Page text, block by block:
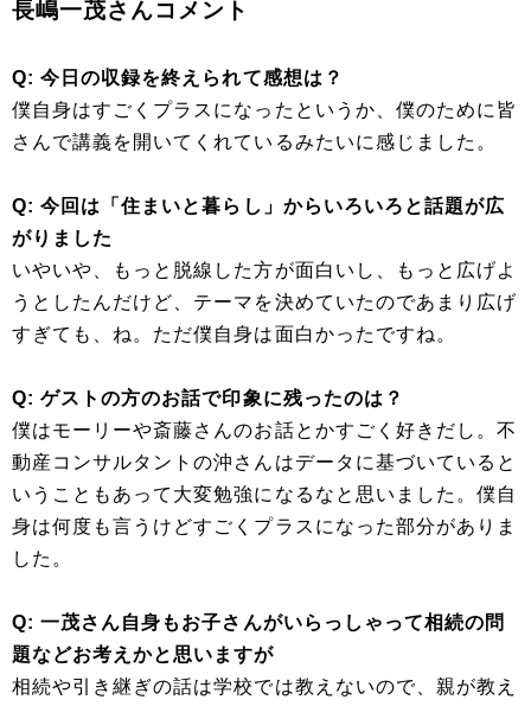
長嶋一茂さんコメント
Q: 今日の収録を終えられて感想は？
僕自身はすごくプラスになったというか、僕のために皆
さんで講義を開いてくれているみたいに感じました。
Q: 今回は「住まいと暮らし」からいろいろと話題が広
がりました
いやいや、もっと脱線した方が面白いし、もっと広げよ
うとしたんだけど、テーマを決めていたのであまり広げ
すぎても、ね。ただ僕自身は面白かったですね。
Q: ゲストの方のお話で印象に残ったのは？
僕はモーリーや斎藤さんのお話とかすごく好きだし。不
動産コンサルタントの沖さんはデータに基づいていると
いうこともあって大変勉強になるなと思いました。僕自
身は何度も言うけどすごくプラスになった部分がありま
した。
Q: 一茂さん自身もお子さんがいらっしゃって相続の問
題などお考えかと思いますが
相続や引き継ぎの話は学校では教えないので、親が教え